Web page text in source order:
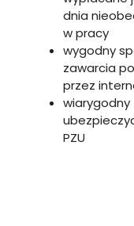
dnia
w pracy
wygodny
zawarcia
przez
wiarygodny
PZU